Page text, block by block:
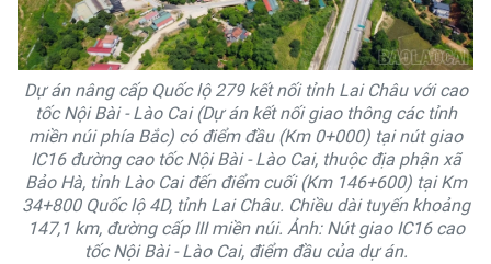
Dự án nâng cấp Quốc lộ 279 kết nối tỉnh Lai Châu với cao
tốc Nội Bài - Lào Cai (Dự án kết nối giao thông các tỉnh
miền núi phía Bắc) có điểm đầu (Km 0+000) tại nút giao
IC16 đường cao tốc Nội Bài - Lào Cai, thuộc địa phận xã
Bảo Hà, tỉnh Lào Cai đến điểm cuối (Km 146+600) tại Km
34+800 Quốc lộ 4D, tỉnh Lai Châu. Chiều dài tuyến khoảng
147,1 km, đường cấp III miền núi. Ảnh: Nút giao IC16 cao
tốc Nội Bài - Lào Cai, điểm đầu của dự án.